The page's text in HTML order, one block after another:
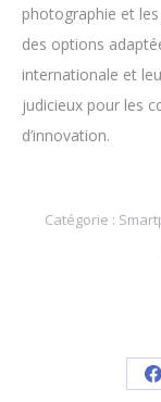
photographie et
des options
internationale et
judicieux pour les
d’innovation.
Catégorie :